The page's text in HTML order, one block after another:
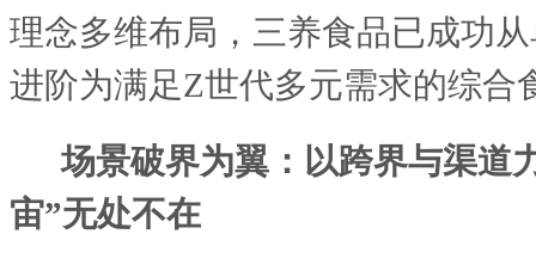
理念多维布局，三养食品已成功
进阶为满足Z世代多元需求的综合
场景破界为翼：以跨界与渠道
宙”无处不在